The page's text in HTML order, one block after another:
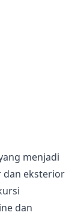
menjadi
dan eksterior
dan